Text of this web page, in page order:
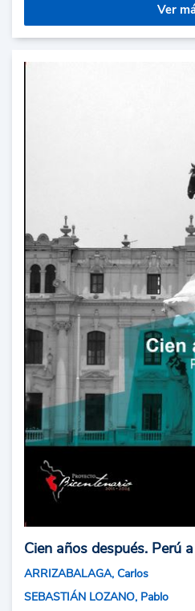
Ver
Cien años después. Perú
ARRIZABALAGA, Carlos
SEBASTIÁN LOZANO, Pablo